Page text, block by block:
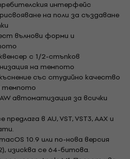
интерфейс
на поли за създаване
вълнови форми и
с 1/2-стъпков
на темпото
със студийно качество
темпото
автоматизация за всички
в AU, VST, VST3, AAX и
10.9 или по-нова версия
изисква се 64-битова.